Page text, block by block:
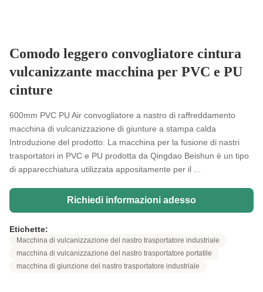
Comodo leggero convogliatore cintura
vulcanizzante macchina per PVC e PU
cinture
600mm PVC PU Air convogliatore a nastro di raffreddamento
macchina di vulcanizzazione di giunture a stampa calda
Introduzione del prodotto: La macchina per la fusione di nastri
trasportatori in PVC e PU prodotta da Qingdao Beishun è un tipo
di apparecchiatura utilizzata appositamente per il ...
Richiedi informazioni adesso
Etichette:
Macchina di vulcanizzazione del nastro trasportatore industriale
macchina di vulcanizzazione del nastro trasportatore portatile
macchina di giunzione del nastro trasportatore industriale